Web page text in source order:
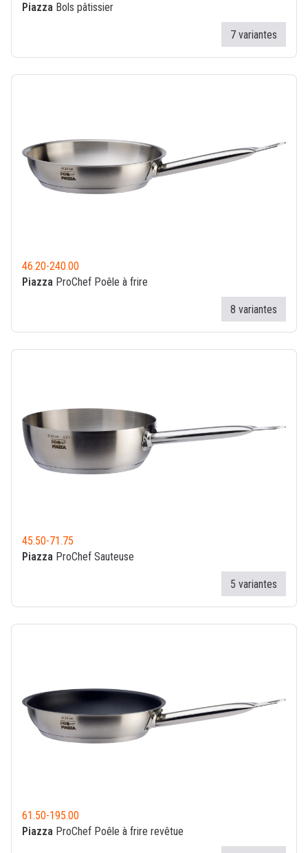
Piazza Bols pâtissier
7 variantes
46.20-240.00
Piazza ProChef Poêle à frire
8 variantes
45.50-71.75
Piazza ProChef Sauteuse
5 variantes
61.50-195.00
Piazza ProChef Poêle à frire revêtue